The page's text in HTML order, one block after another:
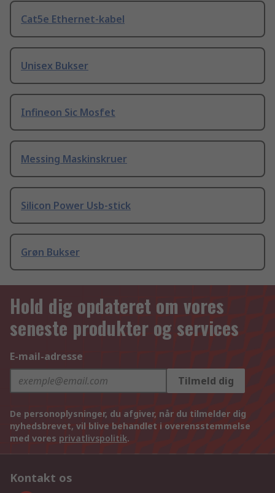
Cat5e Ethernet-kabel
Unisex Bukser
Infineon Sic Mosfet
Messing Maskinskruer
Silicon Power Usb-stick
Grøn Bukser
Hold dig opdateret om vores
seneste produkter og services
E-mail-adresse
Tilmeld dig
De personoplysninger, du afgiver, når du tilmelder dig
nyhedsbrevet, vil blive behandlet i overensstemmelse
med vores privatlivspolitik.
Kontakt os